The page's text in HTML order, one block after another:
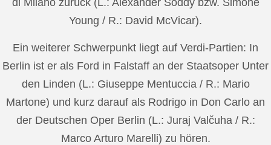
di Milano zurück (L.: Alexander Soddy bzw. Simone
Young / R.: David McVicar).
Ein weiterer Schwerpunkt liegt auf Verdi-Partien: In
Berlin ist er als Ford in Falstaff an der Staatsoper Unter
den Linden (L.: Giuseppe Mentuccia / R.: Mario
Martone) und kurz darauf als Rodrigo in Don Carlo an
der Deutschen Oper Berlin (L.: Juraj Valčuha / R.:
Marco Arturo Marelli) zu hören.